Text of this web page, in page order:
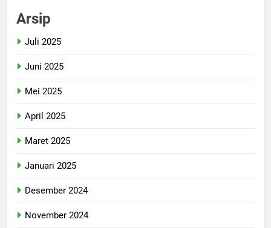
Arsip
Juli 2025
Juni 2025
Mei 2025
April 2025
Maret 2025
Januari 2025
Desember 2024
November 2024